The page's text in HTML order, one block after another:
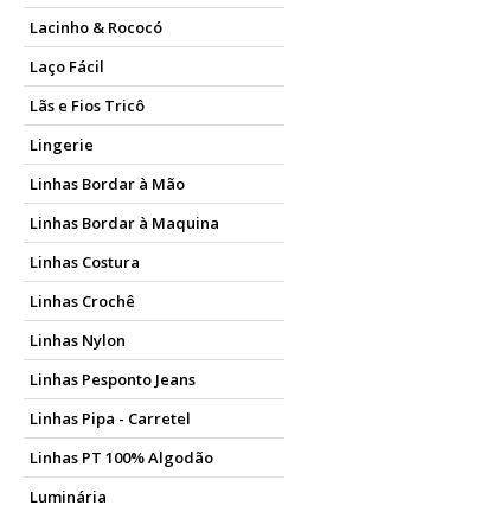
Lacinho & Rococó
Laço Fácil
Lãs e Fios Tricô
Lingerie
Linhas Bordar à Mão
Linhas Bordar à Maquina
Linhas Costura
Linhas Crochê
Linhas Nylon
Linhas Pesponto Jeans
Linhas Pipa - Carretel
Linhas PT 100% Algodão
Luminária